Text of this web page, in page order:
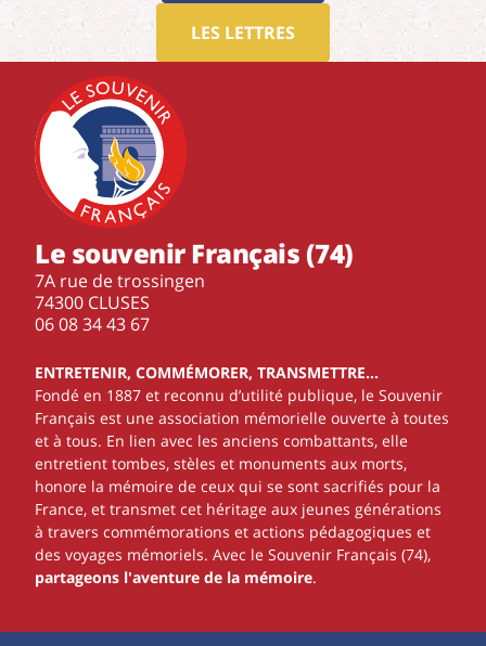
LES LETTRES
Le souvenir Français (74)
7A rue de trossingen
74300 CLUSES
‭06 08 34 43 67‬
ENTRETENIR, COMMÉMORER, TRANSMETTRE…
Fondé en 1887 et reconnu d’utilité publique, le Souvenir
Français est une association mémorielle ouverte à toutes
et à tous. En lien avec les anciens combattants, elle
entretient tombes, stèles et monuments aux morts,
honore la mémoire de ceux qui se sont sacrifiés pour la
France, et transmet cet héritage aux jeunes générations
à travers commémorations et actions pédagogiques et
des voyages mémoriels. Avec le Souvenir Français (74),
partageons l'aventure de la mémoire.